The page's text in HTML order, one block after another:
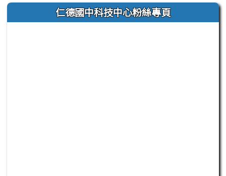
仁德國中科技中心粉絲專頁